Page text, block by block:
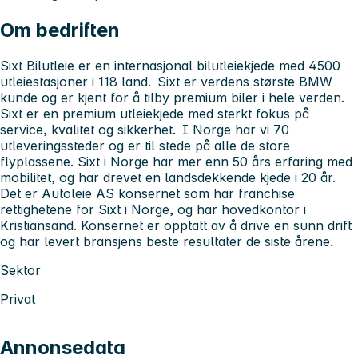
Om bedriften
Sixt Bilutleie er en internasjonal bilutleiekjede med 4500
utleiestasjoner i 118 land. Sixt er verdens største BMW
kunde og er kjent for å tilby premium biler i hele verden.
Sixt er en premium utleiekjede med sterkt fokus på
service, kvalitet og sikkerhet. I Norge har vi 70
utleveringssteder og er til stede på alle de store
flyplassene. Sixt i Norge har mer enn 50 års erfaring med
mobilitet, og har drevet en landsdekkende kjede i 20 år.
Det er Autoleie AS konsernet som har franchise
rettighetene for Sixt i Norge, og har hovedkontor i
Kristiansand. Konsernet er opptatt av å drive en sunn drift
og har levert bransjens beste resultater de siste årene.
Sektor
Privat
Annonsedata